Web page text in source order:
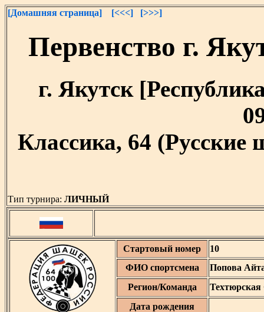
[Домашняя страница] [<<<] [>>>]
Первенство г.
г. Якутск
Классика, 64
Тип турнира: ЛИЧНЫЙ
Стартовый номер
10
ФИО спортсмена
Попова
Регион/Команда
Дата рождения